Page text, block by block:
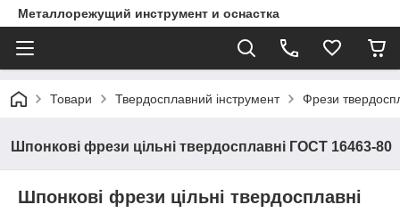
Металлорежущий инструмент и оснастка
Товари Твердосплавний інструмент Фрези
Шпонкові фрези цільні твердосплавні ГОСТ 16463-80
Шпонкові фрези цільні твердосплавні